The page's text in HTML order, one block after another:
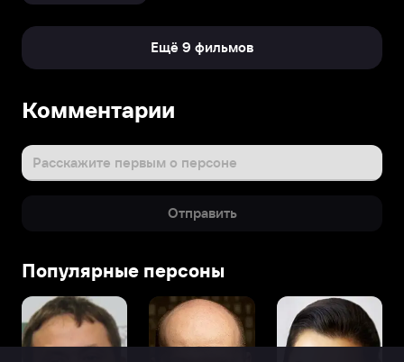
Ещё 9 фильмов
Вера
21
февраля
области,
в
маленьком
городке
Комментарии
Расскажите первым о персоне
Отправить
Популярные персоны